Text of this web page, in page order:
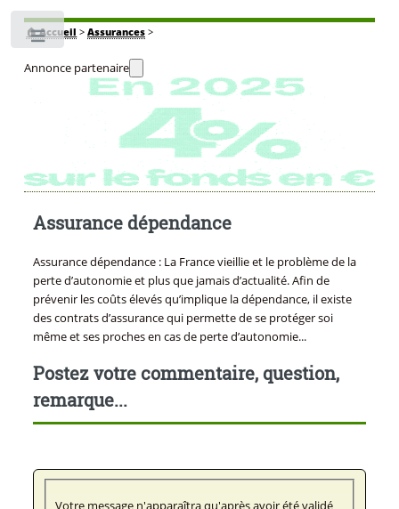
🏠Accueil > Assurances>
Annonce partenaire
Assurance dépendance
Assurance dépendance : La France vieillie et le problème de la
perte d’autonomie et plus que jamais d’actualité. Afin de
prévenir les coûts élevés qu’implique la dépendance, il existe
des contrats d’assurance qui permette de se protéger soi
même et ses proches en cas de perte d’autonomie...
Postez votre commentaire, question,
remarque...
Votre message n'apparaîtra qu'après avoir été validé
Toggle